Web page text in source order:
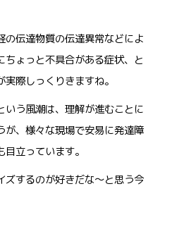
の伝達物質の伝達異常などによ
ょっと不具合がある症状、と
際しっくりきますね。
う風潮は、理解が進むことに
が、様々な現場で安易に発達障
立っています。
ズするのが好きだな～と思う今